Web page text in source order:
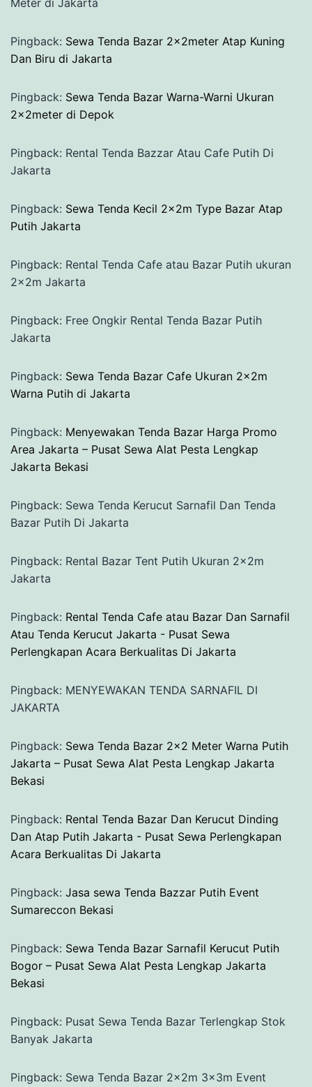
Meter di Jakarta
Pingback: Sewa Tenda Bazar 2x2meter Atap Kuning
Dan Biru di Jakarta
Pingback: Sewa Tenda Bazar Warna-Warni Ukuran
2x2meter di Depok
Pingback: Rental Tenda Bazzar Atau Cafe Putih Di
Jakarta
Pingback: Sewa Tenda Kecil 2x2m Type Bazar Atap
Putih Jakarta
Pingback: Rental Tenda Cafe atau Bazar Putih ukuran
2x2m Jakarta
Pingback: Free Ongkir Rental Tenda Bazar Putih
Jakarta
Pingback: Sewa Tenda Bazar Cafe Ukuran 2x2m
Warna Putih di Jakarta
Pingback: Menyewakan Tenda Bazar Harga Promo
Area Jakarta – Pusat Sewa Alat Pesta Lengkap
Jakarta Bekasi
Pingback: Sewa Tenda Kerucut Sarnafil Dan Tenda
Bazar Putih Di Jakarta
Pingback: Rental Bazar Tent Putih Ukuran 2x2m
Jakarta
Pingback: Rental Tenda Cafe atau Bazar Dan Sarnafil
Atau Tenda Kerucut Jakarta - Pusat Sewa
Perlengkapan Acara Berkualitas Di Jakarta
Pingback: MENYEWAKAN TENDA SARNAFIL DI
JAKARTA
Pingback: Sewa Tenda Bazar 2×2 Meter Warna Putih
Jakarta – Pusat Sewa Alat Pesta Lengkap Jakarta
Bekasi
Pingback: Rental Tenda Bazar Dan Kerucut Dinding
Dan Atap Putih Jakarta - Pusat Sewa Perlengkapan
Acara Berkualitas Di Jakarta
Pingback: Jasa sewa Tenda Bazzar Putih Event
Sumareccon Bekasi
Pingback: Sewa Tenda Bazar Sarnafil Kerucut Putih
Bogor – Pusat Sewa Alat Pesta Lengkap Jakarta
Bekasi
Pingback: Pusat Sewa Tenda Bazar Terlengkap Stok
Banyak Jakarta
Pingback: Sewa Tenda Bazar 2x2m 3x3m Event